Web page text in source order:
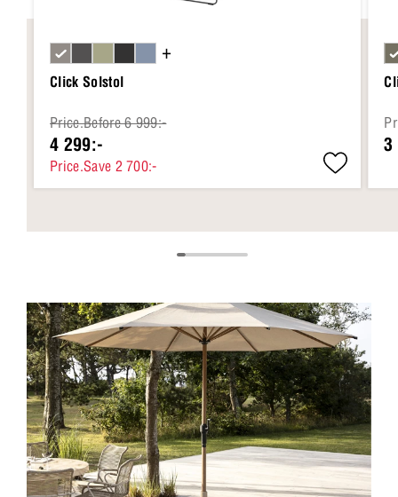
Click Solstol
Price.Before 6 999:-
4 299:-
Price.Save 2 700:-
+
3